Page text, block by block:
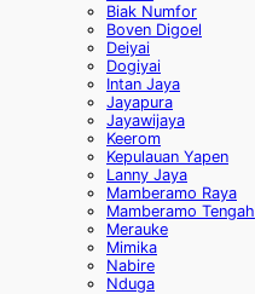
Biak Numfor
Boven Digoel
Deiyai
Dogiyai
Intan Jaya
Jayapura
Jayawijaya
Keerom
Kepulauan Yapen
Lanny Jaya
Mamberamo Raya
Mamberamo Tengah
Merauke
Mimika
Nabire
Nduga